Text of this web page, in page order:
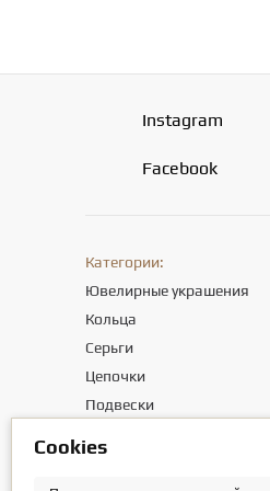
Instagram
Facebook
Категории:
Ювелирные украшения
Кольца
Серьги
Цепочки
Подвески
Сookies